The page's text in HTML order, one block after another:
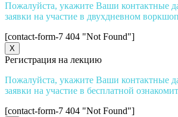
Пожалуйста, укажите Ваши контактные
заявки на участие в двухдневном
[contact-form-7 404 "Not Found"]
X
Регистрация на лекцию
Пожалуйста, укажите Ваши контактные
заявки на участие в бесплатной
[contact-form-7 404 "Not Found"]